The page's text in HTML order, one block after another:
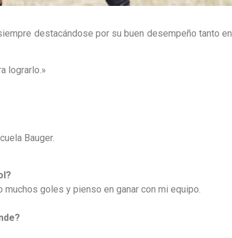
destacándose por su buen desempeño tanto en
lograrlo.»
Bauger.
goles y pienso en ganar con mi equipo.